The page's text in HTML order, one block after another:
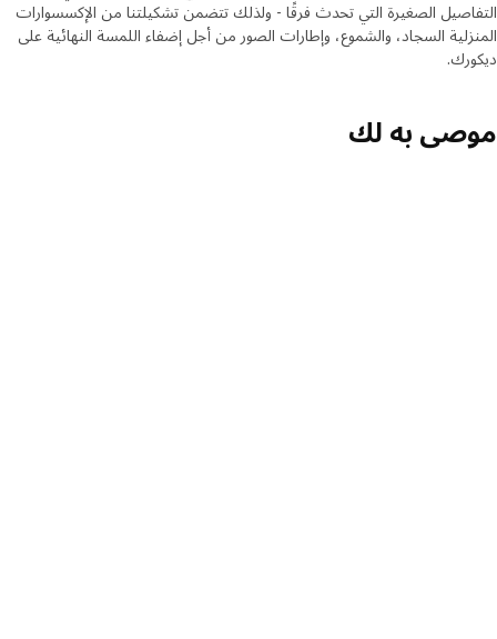
التفاصيل الصغيرة التي تحدث فرقًا - ولذلك تتضمن تشكيلتنا من الإكسسوارات
المنزلية السجاد، والشموع، وإطارات الصور من أجل إضفاء اللمسة النهائية على
ديكورك.
موصى به لك